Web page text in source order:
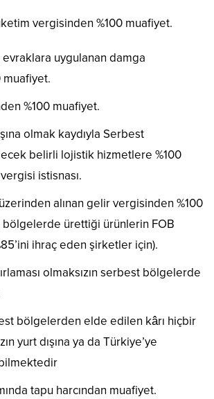
vergisinden %100 muafiyet.
uygulanan damga
muafiyet.
%100 muafiyet.
olmak kaydıyla Serbest
belirli lojistik hizmetlere %100
istisnası.
alınan gelir vergisinden %100
ürettiği ürünlerin FOB
ihraç eden şirketler için).
olmaksızın serbest bölgelerde
bölgelerden elde edilen kârı hiçbir
yurt dışına ya da Türkiye’ye
tapu harcından muafiyet.